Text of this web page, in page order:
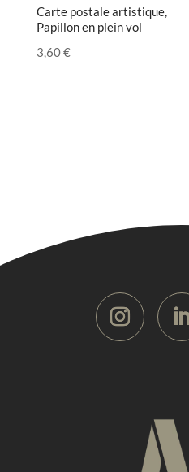
Carte postale artistique,
Papillon en plein vol
3,60€